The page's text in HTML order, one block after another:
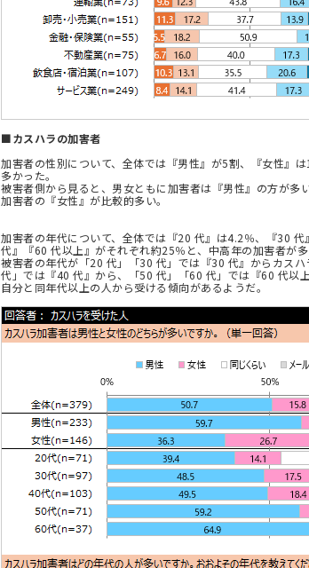
■カスハラの加害者
加害者の性別について、全体では『男性』が5割、『女性』
多かった。
被害者側から見ると、男女ともに加害者は『男性』の方が多
加害者の『女性』が比較的多い。
加害者の年代について、全体では『20 代』は4.2％、『30
代』『60 代以上』がそれぞれ約25％と、中高年の加害者が多
被害者の年代が「20 代」「30 代」では『30 代』からカス
代」では『40 代』から、「50 代」「60 代」では『60 代以
自分と同年代以上の人から受ける傾向があるようだ。